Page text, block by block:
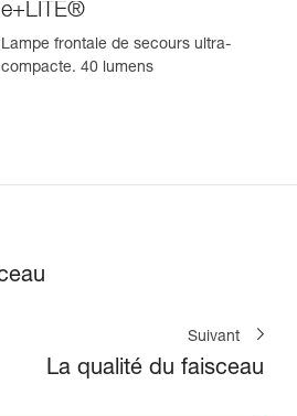
e+LITE®
Lampe frontale de secours ultra-
compacte. 40 lumens
Suivant
La qualité du faisceau